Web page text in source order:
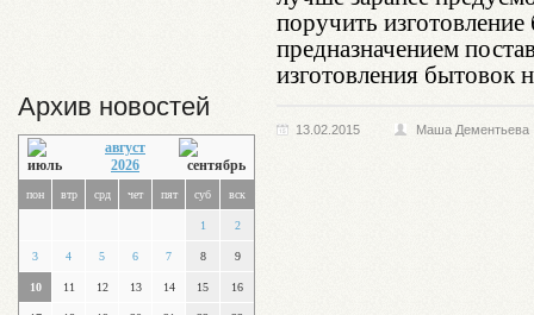
Архив новостей
август
2026
пон втр срд чет пят суб вск
1 2
3 4 5 6 7 8 9
10 11 12 13 14 15 16
поручить
предназначением
изготовления бытовок
13.02.2015 Маша Дементьева